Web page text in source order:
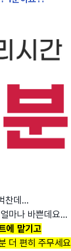
찬데...
마나 바쁜데요...
에 맡기고
더 편히 주무세요